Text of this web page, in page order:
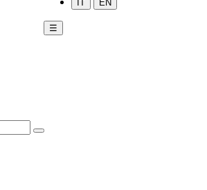
IT EN
☰